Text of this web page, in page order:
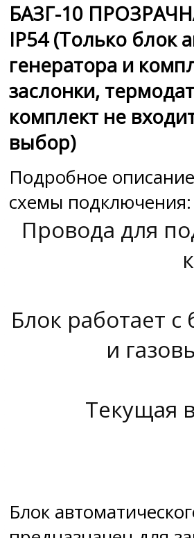
БАЗГ-10
IP54 (Только блок
генератора и
заслонки,
комплект не
выбор)
Подробное
схемы подключения:
Провода для
Блок работает
и
Текущая
Блок